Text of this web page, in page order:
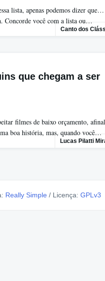
lista, apenas podemos dizer que…
Concorde você com a lista ou…
Canto dos
que chegam a ser
filmes de baixo orçamento,
boa história, mas, quando você…
Lucas Pilatti
Really Simple / Licença: GPLv3